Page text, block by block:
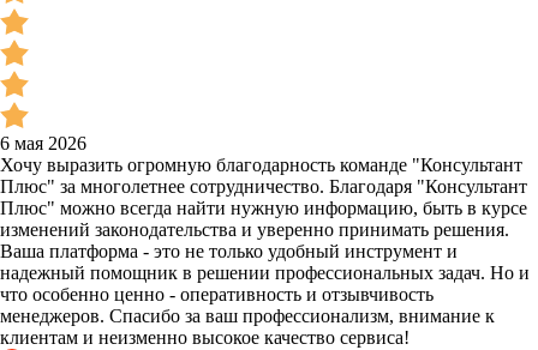
6 мая 2026
Хочу выразить огромную благодарность команде "Консультант
Плюс" за многолетнее сотрудничество. Благодаря "Консультант
Плюс" можно всегда найти нужную информацию, быть в курсе
изменений законодательства и уверенно принимать решения.
Ваша платформа - это не только удобный инструмент и
надежный помощник в решении профессиональных задач. Но и
что особенно ценно - оперативность и отзывчивость
менеджеров. Спасибо за ваш профессионализм, внимание к
клиентам и неизменно высокое качество сервиса!